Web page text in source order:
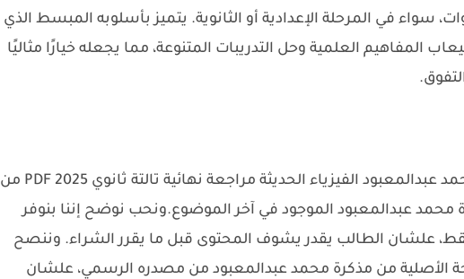
سواء في المرحلة الإعدادية أو الثانوية. يتميز بأسلوبه المبسط الذي
المفاهيم العلمية وحل التدريبات المتنوعة، مما يجعله خيارًا مثاليًا
يمكنك تحميل مذكرة محمد عبدالمعبود الفيزياء الحديثة مراجعة نهائية تالتة ثانوي 2025 PDF من
عبدالمعبود الموجود في آخر الموضوع.ونحب نوضح إننا بنوفر
علشان الطالب يقدر يشوف المحتوى قبل ما يقرر الشراء. وننصح
الأصلية من مذكرة محمد عبدالمعبود من مصدره الرسمي، علشان